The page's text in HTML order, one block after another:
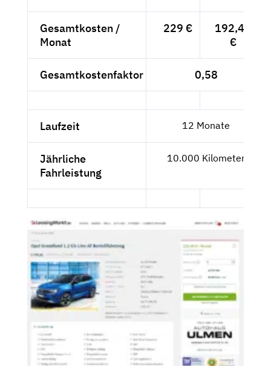
Gesamtkosten /
Monat
229 €
192,44
€
Gesamtkostenfaktor 0,58
Laufzeit 12 Monate
Jährliche
Fahrleistung
10.000 Kilometer